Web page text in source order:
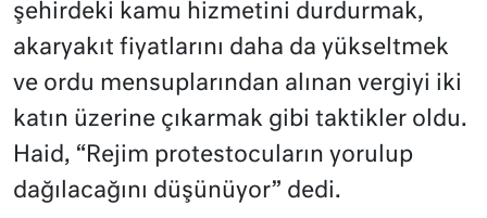
şehirdeki kamu hizmetini durdurmak,
akaryakıt fiyatlarını daha da yükseltmek
ve ordu mensuplarından alınan vergiyi iki
katın üzerine çıkarmak gibi taktikler oldu.
Haid, “Rejim protestocuların yorulup
dağılacağını düşünüyor” dedi.